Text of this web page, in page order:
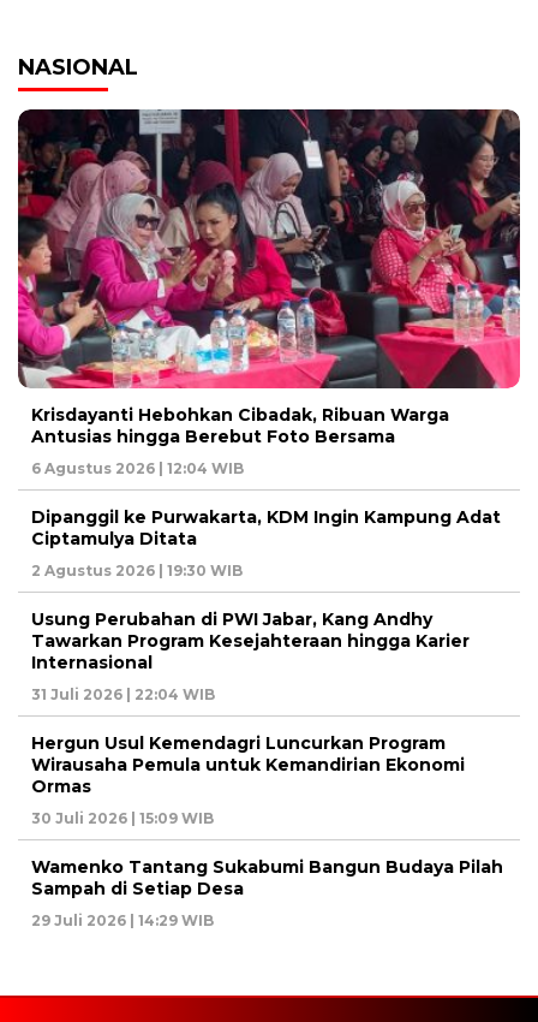
NASIONAL
Krisdayanti Hebohkan Cibadak, Ribuan Warga
Antusias hingga Berebut Foto Bersama
6 Agustus 2026 | 12:04 WIB
Dipanggil ke Purwakarta, KDM Ingin Kampung Adat
Ciptamulya Ditata
2 Agustus 2026 | 19:30 WIB
Usung Perubahan di PWI Jabar, Kang Andhy
Tawarkan Program Kesejahteraan hingga Karier
Internasional
31 Juli 2026 | 22:04 WIB
Hergun Usul Kemendagri Luncurkan Program
Wirausaha Pemula untuk Kemandirian Ekonomi
Ormas
30 Juli 2026 | 15:09 WIB
Wamenko Tantang Sukabumi Bangun Budaya Pilah
Sampah di Setiap Desa
29 Juli 2026 | 14:29 WIB